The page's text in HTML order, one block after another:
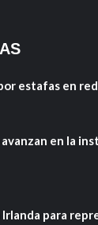
estafas en
en la
para